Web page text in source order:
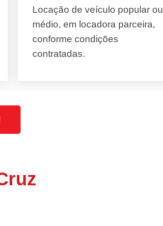
Locação de veículo popular ou
médio, em locadora parceira,
conforme condições
contratadas.